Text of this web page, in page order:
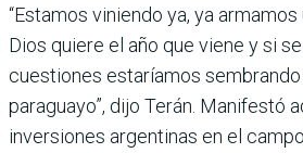
“Estamos viniendo ya, ya
Dios quiere el año que viene y si
cuestio­nes estaríamos sembrando
para­guayo”, dijo Terán. Manifestó
inversiones argentinas en el